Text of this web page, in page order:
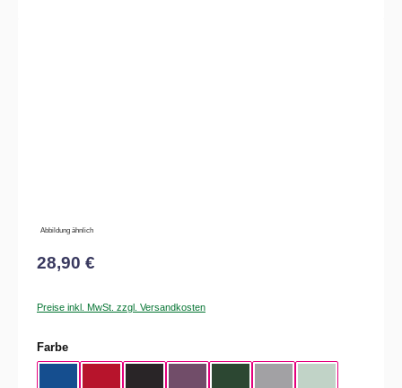
Abbildung ähnlich
28,90 €
Preise inkl. MwSt. zzgl. Versandkosten
Farbeauswählen